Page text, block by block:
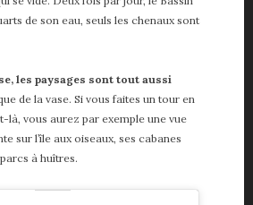
de son eau, seuls les chenaux sont
les paysages sont tout aussi
que de la vase. Si vous faites un tour en
là, vous aurez par exemple une vue
sur l’île aux oiseaux, ses cabanes
à huîtres.